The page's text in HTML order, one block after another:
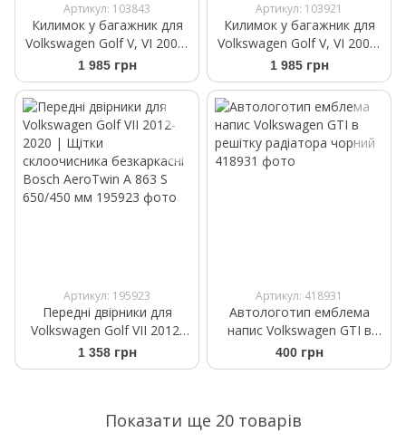
Артикул: 103843
Килимок у багажник для
Volkswagen Golf V, VI 2003-
2012 Frogum ProLine
TM404731
1 985 грн
Артикул: 103921
Килимок у багажник для
Volkswagen Golf V, VI 2003-
2012 Wagon Frogum
ProLine TM405592
1 985 грн
Артикул: 195923
Передні двірники для
Volkswagen Golf VII 2012-
2020 | Щітки
склоочисника безкаркасні
1 358 грн
Артикул: 418931
Автологотип емблема
напис Volkswagen GTI в
решітку радіатора чорний
400 грн
Показати ще 20 товарів